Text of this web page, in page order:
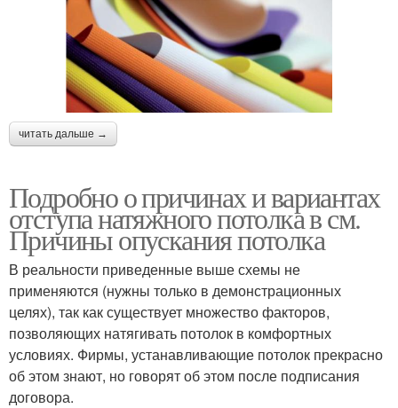
читать дальше →
Подробно о причинах и вариантах
отступа натяжного потолка в см.
Причины опускания потолка
В реальности приведенные выше схемы не
применяются (нужны только в демонстрационных
целях), так как существует множество факторов,
позволяющих натягивать потолок в комфортных
условиях. Фирмы, устанавливающие потолок прекрасно
об этом знают, но говорят об этом после подписания
договора.